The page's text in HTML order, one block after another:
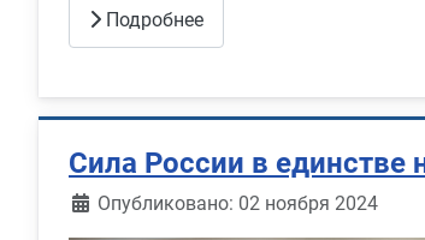
Подробнее
Сила России в единстве
Информация о материале
Опубликовано: 02 ноября 2024